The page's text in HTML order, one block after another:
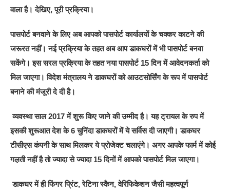
वाला है। देखिए, पूरी प्रक्रिया।
पासपोर्ट बनवाने के लिए अब आपको पासपोर्ट कार्यालयों के चक्कर काटने की
जरूरत नहीं। नई प्रक्रिया के तहत अब आप डाकघरों में भी पासपोर्ट बनवा
सकेंगे। इस सरल प्रक्रिया के तहत नया पासपोर्ट 15 दिन में आवेदनकर्ता को
मिल जाएगा। विदेश मंत्रालय ने डाकघरों को आउटसोर्सिंग के रूप में पासपोर्ट
बनाने की मंजूरी दे दी है।
व्यवस्था साल 2017 में शुरू किए जाने की उम्मीद है। यह ट्रायल के रुप में
इसकी शुरूआत देश के 6 चुनिंदा डाकघरों में ये सर्विस दी जाएगी। डाकघर
टीसीएस कंपनी के साथ मिलकर ये प्रोजेक्ट चलाएंगे। अगर आपके फार्म में कोई
गल़ती नहीं है तो ज्यादा से ज्यादा 15 दिनों में आपको पासपोर्ट मिल जाएगा।
डाकघर में ही फिंगर प्रिंट, रेटिना स्कैन, वेरिफिकेशन जैसी महत्वपूर्ण